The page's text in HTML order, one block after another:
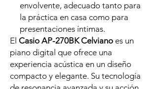
envolvente, adecuado tanto para
la práctica en casa como para
presentaciones íntimas.
El Casio AP-270BK Celviano es un
piano digital que ofrece una
experiencia acústica en un diseño
compacto y elegante. Su tecnología